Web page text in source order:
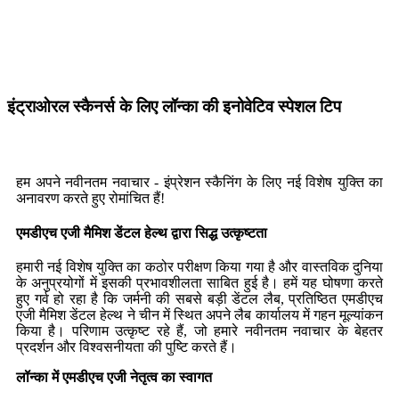
इंट्राओरल स्कैनर्स के लिए लॉन्का की इनोवेटिव स्पेशल टिप
हम अपने नवीनतम नवाचार - इंप्रेशन स्कैनिंग के लिए नई विशेष युक्ति का
अनावरण करते हुए रोमांचित हैं!
एमडीएच एजी मैमिश डेंटल हेल्थ द्वारा सिद्ध उत्कृष्टता
हमारी नई विशेष युक्ति का कठोर परीक्षण किया गया है और वास्तविक दुनिया
के अनुप्रयोगों में इसकी प्रभावशीलता साबित हुई है। हमें यह घोषणा करते
हुए गर्व हो रहा है कि जर्मनी की सबसे बड़ी डेंटल लैब, प्रतिष्ठित एमडीएच
एजी मैमिश डेंटल हेल्थ ने चीन में स्थित अपने लैब कार्यालय में गहन मूल्यांकन
किया है। परिणाम उत्कृष्ट रहे हैं, जो हमारे नवीनतम नवाचार के बेहतर
प्रदर्शन और विश्वसनीयता की पुष्टि करते हैं।
लॉन्का में एमडीएच एजी नेतृत्व का स्वागत